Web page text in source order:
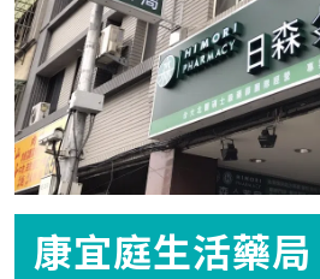
康宜庭生活藥局